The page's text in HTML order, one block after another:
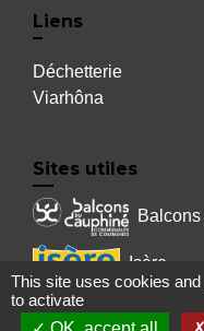
Liens
Déchetterie
Viarhôna
Sites utiles
Isère
This site uses cookies
to activate